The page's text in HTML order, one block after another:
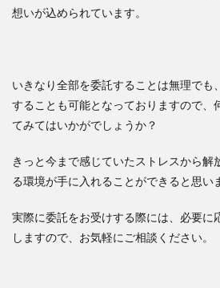
想いが込められています。
いきなり全部を委託することは無理でも
することも可能となっておりますので、
てみてはいかがでしょうか？
きっと今まで感じていたストレスから解
る環境が手に入れることができると思い
実際に委託をお受けする際には、必要に
しますので、お気軽にご相談ください。